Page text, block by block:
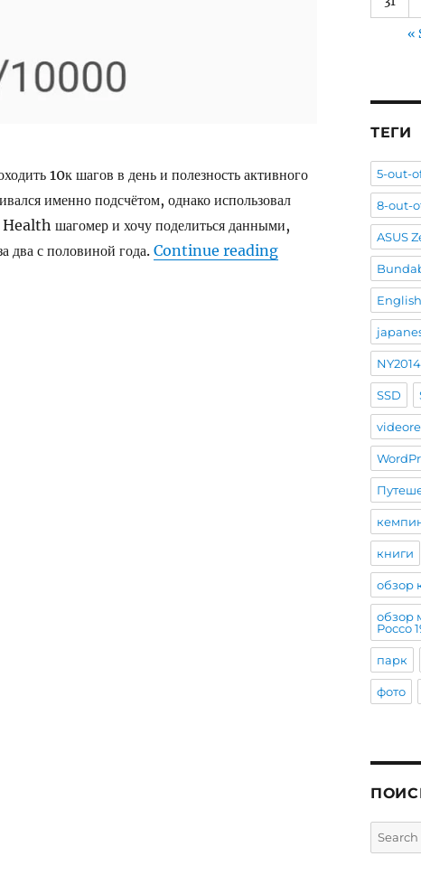
10к шагов в день и полезность активного
именно подсчётом, однако использовал
шагомер и хочу поделиться данными,
два с половиной года.Continue reading“Пройденные
«
ТЕГИ
5-out-
8-out-
ASUS
English
SSD
книги
обзор
обзор
Россо
парк
фото
Search
for: